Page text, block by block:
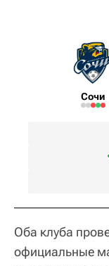
Сочи
Оба клуба
официальные